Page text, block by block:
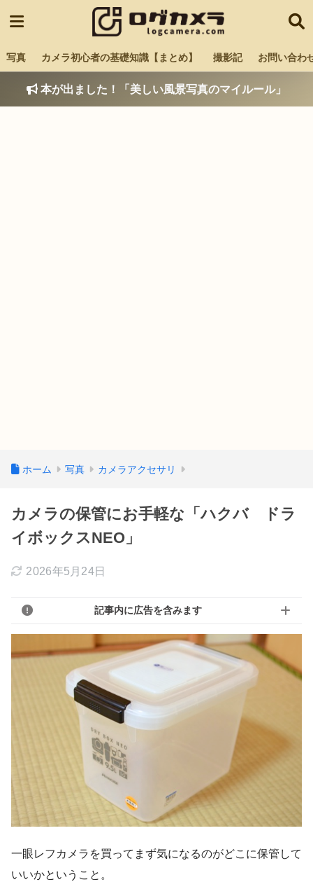
写真 カメラ初心者の基礎知識【まとめ】 撮影記 お問い合わ
本が出ました！「美しい風景写真のマイルール」
ホーム 写真 カメラアクセサリ
カメラの保管にお手軽な「ハクバ ドラ
イボックスNEO」
2026年5月24日
記事内に広告を含みます
一眼レフカメラを買ってまず気になるのがどこに保管して
いいかということ。